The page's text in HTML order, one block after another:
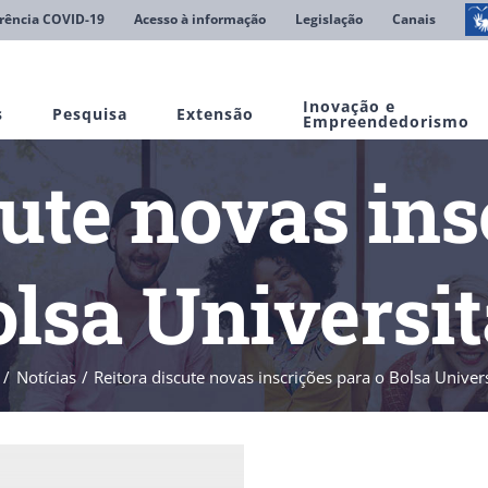
COVID-19 Acesso à informação Legislação Canais
Pesquisa Extensão Inovação e
Empreendedorismo
novas
Notícias Reitora discute novas inscrições para o Bolsa